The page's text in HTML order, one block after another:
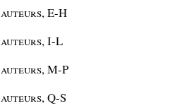
auteurs, E-H
auteurs, I-L
auteurs, M-P
auteurs, Q-S